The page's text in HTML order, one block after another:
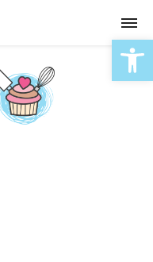
פתח סרגל נגישות
content